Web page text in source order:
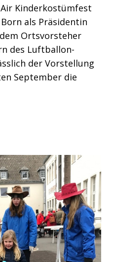
Kinderkostümfest
als Präsidentin
Ortsvorsteher
des Luftballon-
der Vorstellung
September die